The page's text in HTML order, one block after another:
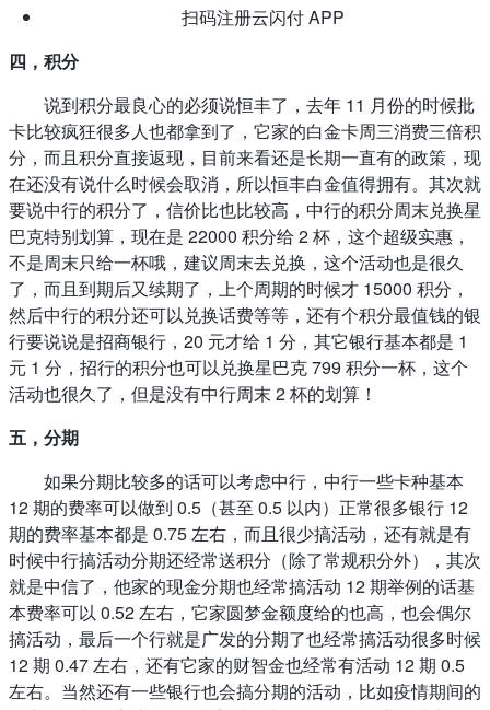
扫码注册云闪付 APP
四，积分
说到积分最良心的必须说恒丰了，去年 11 月份的时候批
卡比较疯狂很多人也都拿到了，它家的白金卡周三消费三倍积
分，而且积分直接返现，目前来看还是长期一直有的政策，现
在还没有说什么时候会取消，所以恒丰白金值得拥有。其次就
要说中行的积分了，信价比也比较高，中行的积分周末兑换星
巴克特别划算，现在是 22000 积分给 2 杯，这个超级实惠，
不是周末只给一杯哦，建议周末去兑换，这个活动也是很久
了，而且到期后又续期了，上个周期的时候才 15000 积分，
然后中行的积分还可以兑换话费等等，还有个积分最值钱的银
行要说说是招商银行，20 元才给 1 分，其它银行基本都是 1
元 1 分，招行的积分也可以兑换星巴克 799 积分一杯，这个
活动也很久了，但是没有中行周末 2 杯的划算！
五，分期
如果分期比较多的话可以考虑中行，中行一些卡种基本
12 期的费率可以做到 0.5（甚至 0.5 以内）正常很多银行 12
期的费率基本都是 0.75 左右，而且很少搞活动，还有就是有
时候中行搞活动分期还经常送积分（除了常规积分外），其次
就是中信了，他家的现金分期也经常搞活动 12 期举例的话基
本费率可以 0.52 左右，它家圆梦金额度给的也高，也会偶尔
搞活动，最后一个行就是广发的分期了也经常搞活动很多时候
12 期 0.47 左右，还有它家的财智金也经常有活动 12 期 0.5
左右。当然还有一些银行也会搞分期的活动，比如疫情期间的